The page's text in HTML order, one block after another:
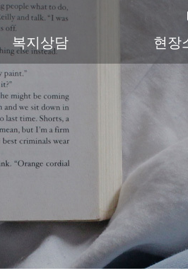
복지상담 현장